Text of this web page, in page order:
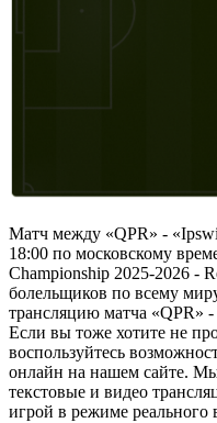
Матч между «QPR» -
18:00 по московскому
Championship 2025-2026 -
болельщиков по всему
трансляцию матча «QPR»
Если вы тоже хотите не
воспользуйтесь
онлайн на нашем сайте.
текстовые и видео
игрой в режиме реального